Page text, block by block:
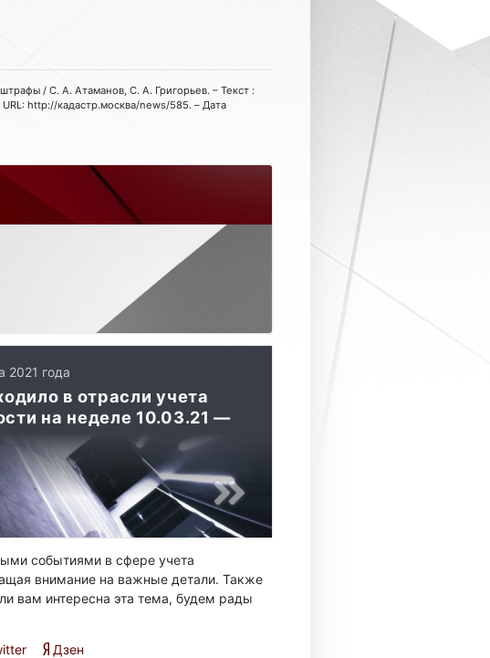
/ С. А. Атаманов, С. А. Григорьев. – Текст :
http://кадастр.москва/news/585. – Дата
2021 года
в отрасли учета
на неделе 10.03.21 —
событиями в сфере учета
внимание на важные детали. Также
вам интересна эта тема, будем рады
Дзен